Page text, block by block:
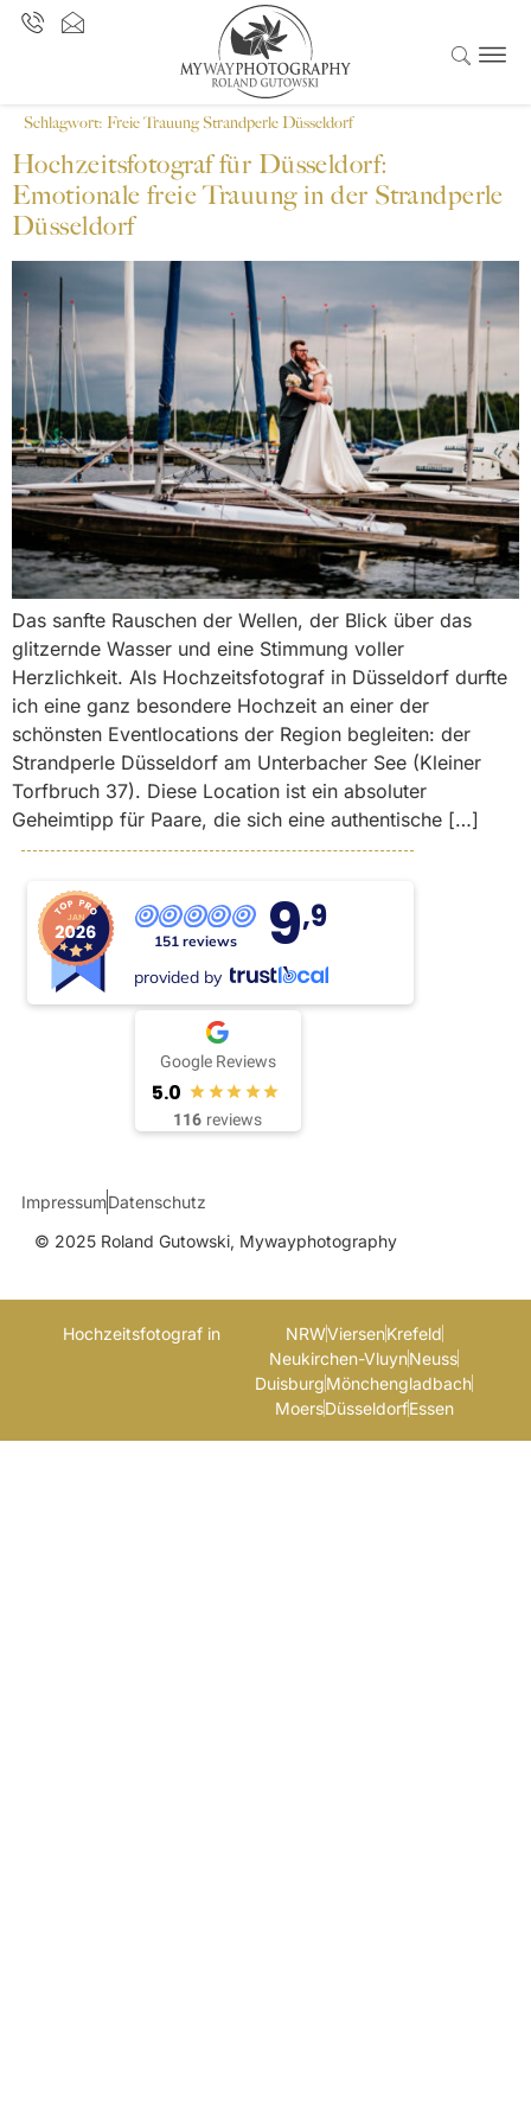
Schlagwort: Freie Trauung Strandperle Düsseldorf
Hochzeitsfotograf für Düsseldorf:
Emotionale freie Trauung in der Strandperle
Düsseldorf
Das sanfte Rauschen der Wellen, der Blick über das
glitzernde Wasser und eine Stimmung voller
Herzlichkeit. Als Hochzeitsfotograf in Düsseldorf durfte
ich eine ganz besondere Hochzeit an einer der
schönsten Eventlocations der Region begleiten: der
Strandperle Düsseldorf am Unterbacher See (Kleiner
Torfbruch 37). Diese Location ist ein absoluter
Geheimtipp für Paare, die sich eine authentische […]
© 2025 Roland Gutowski, Mywayphotography
151 reviews 9,9
provided by
Google Reviews
5.0
116 reviews
ImpressumDatenschutz
Hochzeitsfotograf in NRWViersenKrefeld
Neukirchen-VluynNeuss
DuisburgMönchengladbach
MoersDüsseldorfEssen